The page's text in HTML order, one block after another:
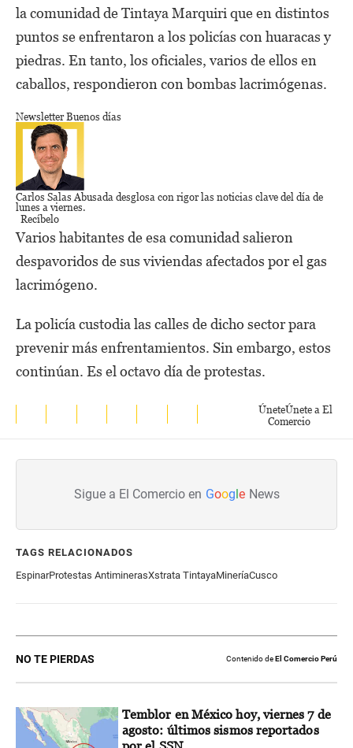
la comunidad de Tintaya Marquiri que en distintos
puntos se enfrentaron a los policías con huaracas y
piedras. En tanto, los oficiales, varios de ellos en
caballos, respondieron con bombas lacrimógenas.
Newsletter Buenos días
Carlos Salas Abusada desglosa con rigor las noticias clave del día de
lunes a viernes.
Recíbelo
Varios habitantes de esa comunidad salieron
despavoridos de sus viviendas afectados por el gas
lacrimógeno.
La policía custodia las calles de dicho sector para
prevenir más enfrentamientos. Sin embargo, estos
continúan. Es el octavo día de protestas.
ÚneteÚnete a El
Comercio
Sigue a El Comercio en Google News
TAGS RELACIONADOS
EspinarProtestas AntiminerasXstrata TintayaMineríaCusco
NO TE PIERDAS Contenido deEl Comercio Perú
Temblor en México hoy, viernes 7 de
agosto: últimos sismos reportados